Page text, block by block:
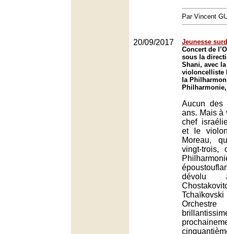
Par Vincent
20/09/2017
Jeunesse
Concert de
sous la
Shani, avec
violoncelliste
la
Aucun des
ans. Mais à
chef
et le
Moreau,
vingt-trois,
dévolu